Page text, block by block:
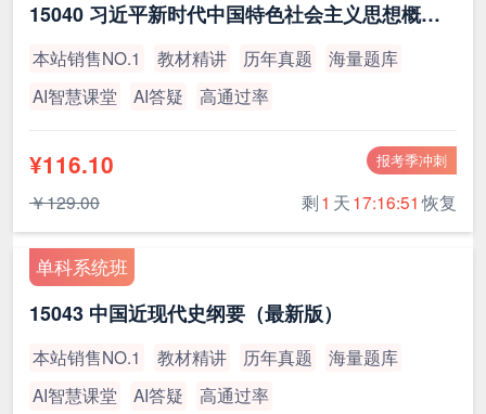
15040 习近平新时代中国特色社会主义思想概论（最新版）
本站销售NO.1 教材精讲 历年真题
海量题库
AI智慧课堂
AI答疑 高通过率
报考季冲刺
¥116.10
￥129.00 剩1 天17:16:51 恢复
单科系统班
15043 中国近现代史纲要（最新版）
本站销售NO.1 教材精讲 历年真题
海量题库
AI智慧课堂
AI答疑 高通过率